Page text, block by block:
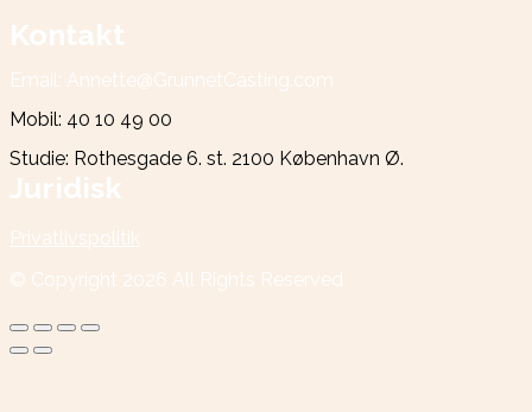
Kontakt
Email: Annette@GrunnetCasting.com
Mobil: 40 10 49 00
Studie: Rothesgade 6. st. 2100 København Ø.
Juridisk
Privatlivspolitik
© Copyright 2026 All Rights Reserved